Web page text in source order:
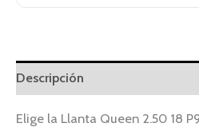
Descripción
Elige la Llanta Queen 2.50 18